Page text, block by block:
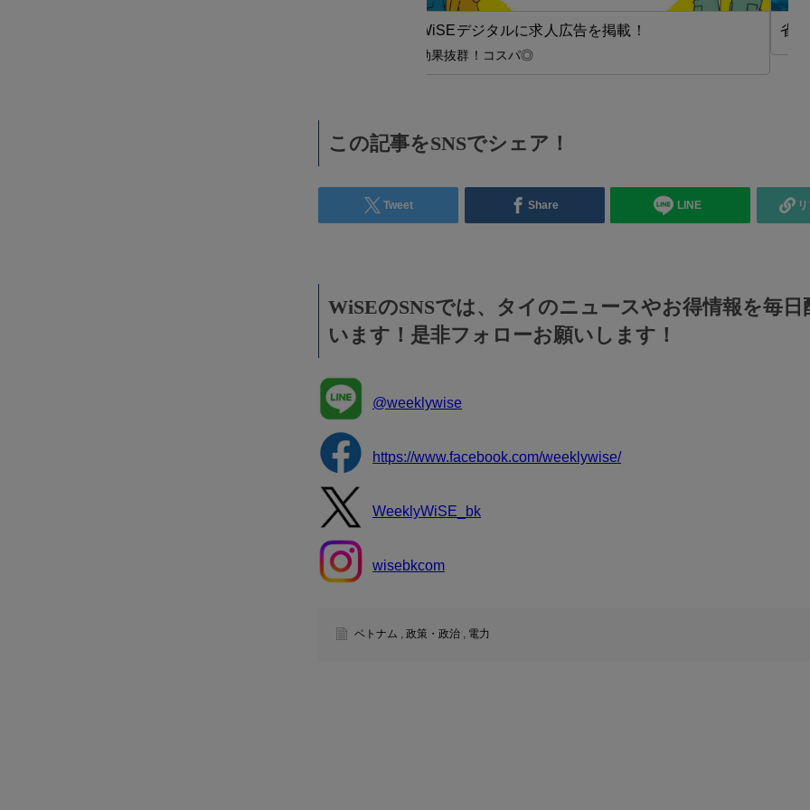
省エネ・環境【在タイ企業・製造業】
この記事をSNSでシェア！
Tweet Share LINE
WiSEのSNSでは、タイのニュースやお得情報を毎日
います！是非フォローお願いします！
@weeklywise
https://www.facebook.com/weeklywise/
WeeklyWiSE_bk
wisebkcom
ベトナム , 政策・政治 , 電力